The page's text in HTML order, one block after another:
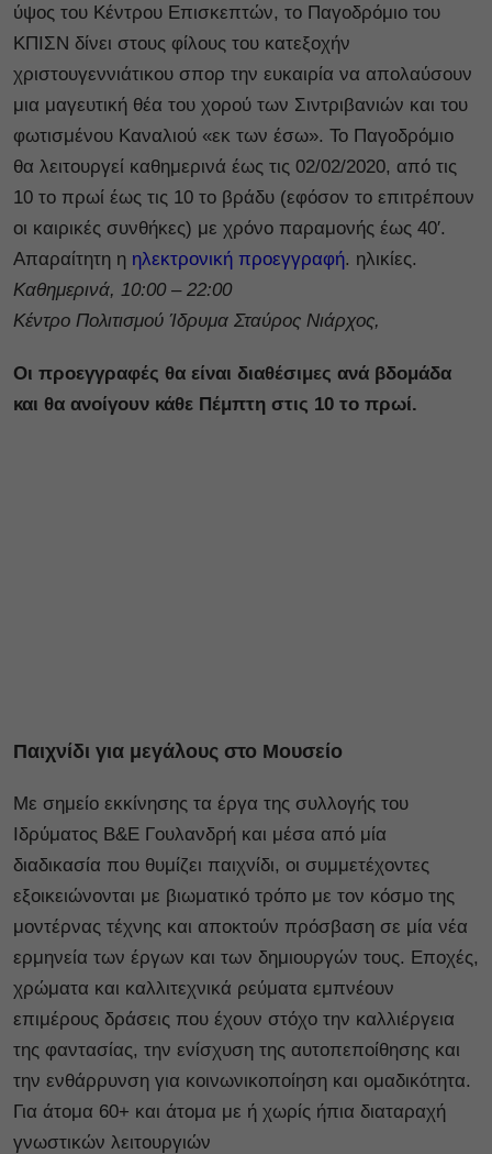
ύψος του Κέντρου Επισκεπτών, το Παγοδρόμιο του
ΚΠΙΣΝ δίνει στους φίλους του κατεξοχήν
χριστουγεννιάτικου σπορ την ευκαιρία να απολαύσουν
μια μαγευτική θέα του χορού των Σιντριβανιών και του
φωτισμένου Καναλιού «εκ των έσω». Το Παγοδρόμιο
θα λειτουργεί καθημερινά έως τις 02/02/2020, από τις
10 το πρωί έως τις 10 το βράδυ (εφόσον το επιτρέπουν
οι καιρικές συνθήκες) με χρόνο παραμονής έως 40′.
Απαραίτητη η ηλεκτρονική προεγγραφή. ηλικίες.
Καθημερινά, 10:00 – 22:00
Κέντρο Πολιτισμού Ίδρυμα Σταύρος Νιάρχος,
Οι προεγγραφές θα είναι διαθέσιμες ανά βδομάδα
και θα ανοίγουν κάθε Πέμπτη στις 10 το πρωί.
Παιχνίδι για μεγάλους στο Μουσείο
Με σημείο εκκίνησης τα έργα της συλλογής του
Ιδρύματος Β&E Γουλανδρή και μέσα από μία
διαδικασία που θυμίζει παιχνίδι, οι συμμετέχοντες
εξοικειώνονται με βιωματικό τρόπο με τον κόσμο της
μοντέρνας τέχνης και αποκτούν πρόσβαση σε μία νέα
ερμηνεία των έργων και των δημιουργών τους. Εποχές,
χρώματα και καλλιτεχνικά ρεύματα εμπνέουν
επιμέρους δράσεις που έχουν στόχο την καλλιέργεια
της φαντασίας, την ενίσχυση της αυτοπεποίθησης και
την ενθάρρυνση για κοινωνικοποίηση και ομαδικότητα.
Για άτομα 60+ και άτομα με ή χωρίς ήπια διαταραχή
γνωστικών λειτουργιών